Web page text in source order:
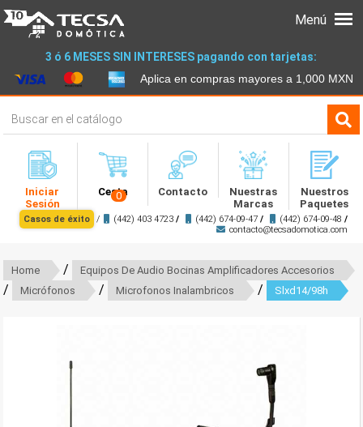
3 ó 6 MESES SIN INTERESES pagando con tarjetas:
Aplica en compras mayores a 1,000 MXN
Iniciar
Sesión
Cesta
0 Contacto
Nuestras
Marcas
Nuestros
Paquetes
Casos de éxito / (442) 403 4723 / (442) 674-09-47 / (442) 674-09-48 /
contacto@tecsadomotica.com
Menú
Home / Equipos De Audio Bocinas Amplificadores Accesorios
/ Micrófonos / Microfonos Inalambricos / Slxd14/98h